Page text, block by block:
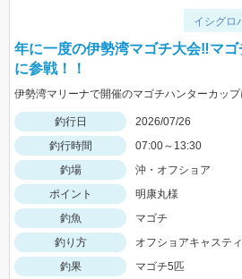
イシグロ
年に一度の伊勢湾マゴチ大会‼マ
に参戦！！
釣行日
2026/07/26
釣行時間
07:00～13:30
釣場
沖・オフショア
ポイント
明康丸様
釣魚
マゴチ
釣り方
オフショアキャステ
釣果
マゴチ5匹